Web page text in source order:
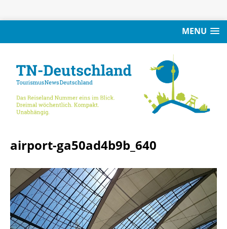
MENU
airport-ga50ad4b9b_640